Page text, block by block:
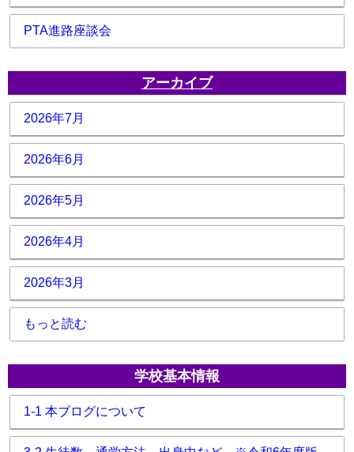
PTA進路座談会
アーカイブ
2026年7月
2026年6月
2026年5月
2026年4月
2026年3月
もっと読む
学校基本情報
1-1 本ブログについて